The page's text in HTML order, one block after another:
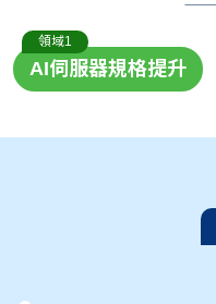
領域1
AI伺服器規格提升